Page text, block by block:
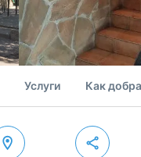
Услуги Как